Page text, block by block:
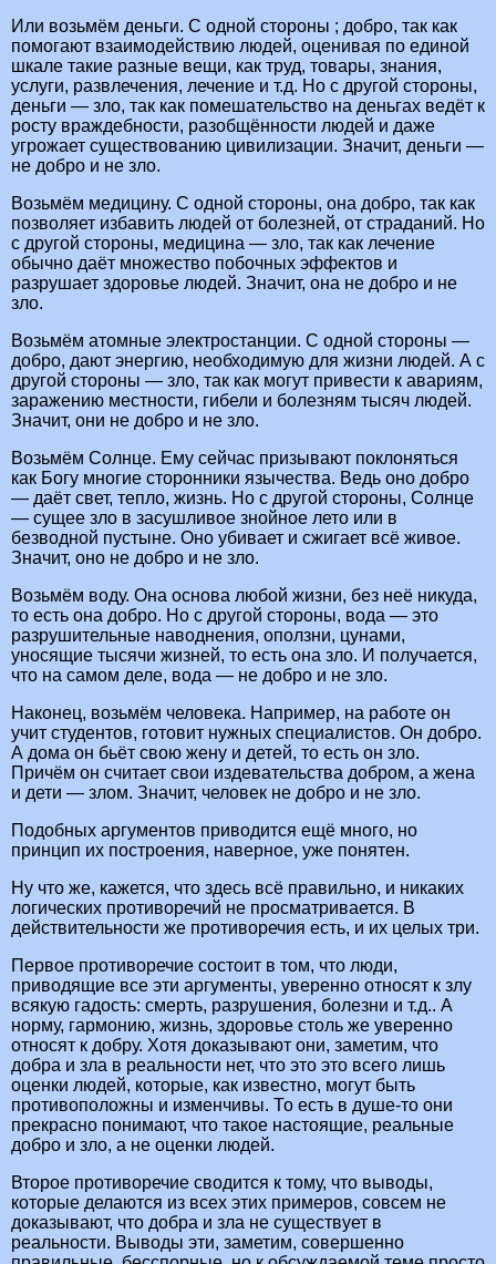
Или возьмём деньги. С одной стороны ; добро, так как
помогают взаимодействию людей, оценивая по единой
шкале такие разные вещи, как труд, товары, знания,
услуги, развлечения, лечение и т.д. Но с другой стороны,
деньги — зло, так как помешательство на деньгах ведёт к
росту враждебности, разобщённости людей и даже
угрожает существованию цивилизации. Значит, деньги —
не добро и не зло.
Возьмём медицину. С одной стороны, она добро, так как
позволяет избавить людей от болезней, от страданий. Но
с другой стороны, медицина — зло, так как лечение
обычно даёт множество побочных эффектов и
разрушает здоровье людей. Значит, она не добро и не
зло.
Возьмём атомные электростанции. С одной стороны —
добро, дают энергию, необходимую для жизни людей. А с
другой стороны — зло, так как могут привести к авариям,
заражению местности, гибели и болезням тысяч людей.
Значит, они не добро и не зло.
Возьмём Солнце. Ему сейчас призывают поклоняться
как Богу многие сторонники язычества. Ведь оно добро
— даёт свет, тепло, жизнь. Но с другой стороны, Солнце
— сущее зло в засушливое знойное лето или в
безводной пустыне. Оно убивает и сжигает всё живое.
Значит, оно не добро и не зло.
Возьмём воду. Она основа любой жизни, без неё никуда,
то есть она добро. Но с другой стороны, вода — это
разрушительные наводнения, оползни, цунами,
уносящие тысячи жизней, то есть она зло. И получается,
что на самом деле, вода — не добро и не зло.
Наконец, возьмём человека. Например, на работе он
учит студентов, готовит нужных специалистов. Он добро.
А дома он бьёт свою жену и детей, то есть он зло.
Причём он считает свои издевательства добром, а жена
и дети — злом. Значит, человек не добро и не зло.
Подобных аргументов приводится ещё много, но
принцип их построения, наверное, уже понятен.
Ну что же, кажется, что здесь всё правильно, и никаких
логических противоречий не просматривается. В
действительности же противоречия есть, и их целых три.
Первое противоречие состоит в том, что люди,
приводящие все эти аргументы, уверенно относят к злу
всякую гадость: смерть, разрушения, болезни и т.д.. А
норму, гармонию, жизнь, здоровье столь же уверенно
относят к добру. Хотя доказывают они, заметим, что
добра и зла в реальности нет, что это это всего лишь
оценки людей, которые, как известно, могут быть
противоположны и изменчивы. То есть в душе-то они
прекрасно понимают, что такое настоящие, реальные
добро и зло, а не оценки людей.
Второе противоречие сводится к тому, что выводы,
которые делаются из всех этих примеров, совсем не
доказывают, что добра и зла не существует в
реальности. Выводы эти, заметим, совершенно